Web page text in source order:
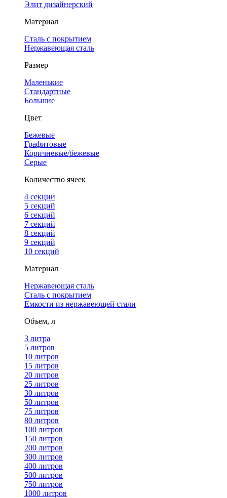
Элит дизайнерский
Материал
Сталь с покрытием
Нержавеющая сталь
Размер
Маленькие
Стандартные
Большие
Цвет
Бежевые
Графитовые
Коричневые/бежевые
Серые
Количество ячеек
4 cекции
5 секций
6 секций
7 секций
8 секций
9 секций
10 секций
Материал
Нержавеющая сталь
Сталь с покрытием
Емкости из нержавеющей стали
Объем, л
3 литра
5 литров
10 литров
15 литров
20 литров
25 литров
30 литров
50 литров
75 литров
80 литров
100 литров
150 литров
200 литров
300 литров
400 литров
500 литров
750 литров
1000 литров